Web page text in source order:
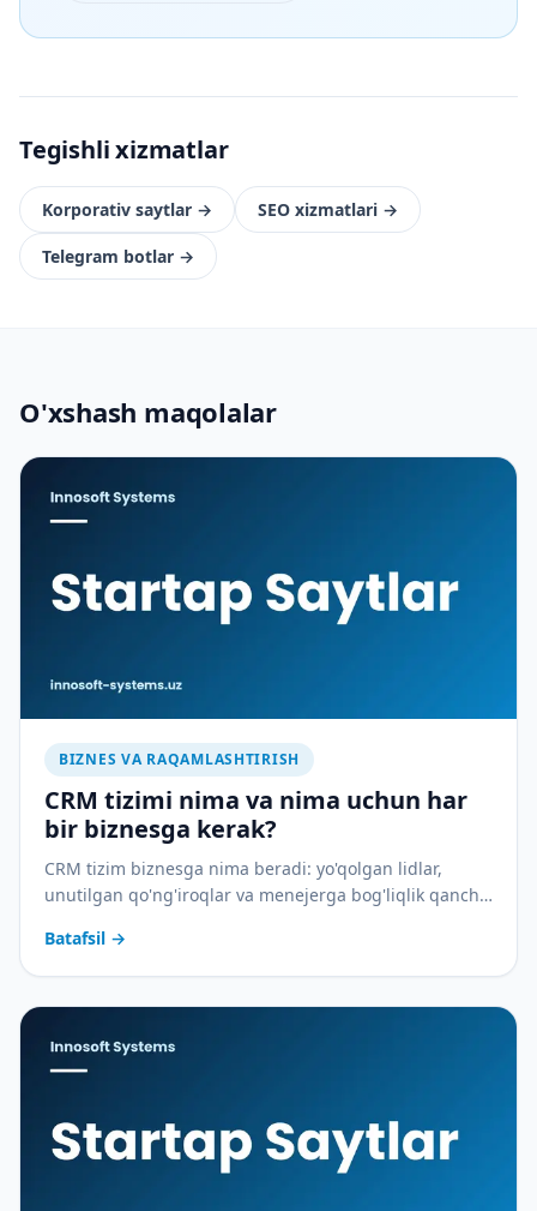
Tegishli xizmatlar
Korporativ saytlar → SEO xizmatlari →
Telegram botlar →
O'xshash maqolalar
BIZNES VA RAQAMLASHTIRISH
CRM tizimi nima va nima uchun har
bir biznesga kerak?
CRM tizim biznesga nima beradi: yo'qolgan lidlar,
unutilgan qo'ng'iroqlar va menejerga bog'liqlik qancha
Batafsil →